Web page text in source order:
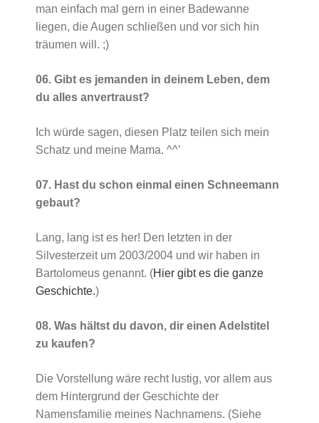
man einfach mal gern in einer Badewanne
liegen, die Augen schließen und vor sich hin
träumen will. ;)
06. Gibt es jemanden in deinem Leben, dem
du alles anvertraust?
Ich würde sagen, diesen Platz teilen sich mein
Schatz und meine Mama. ^^’
07. Hast du schon einmal einen Schneemann
gebaut?
Lang, lang ist es her! Den letzten in der
Silvesterzeit um 2003/2004 und wir haben in
Bartolomeus genannt. (Hier gibt es die ganze
Geschichte.)
08. Was hältst du davon, dir einen Adelstitel
zu kaufen?
Die Vorstellung wäre recht lustig, vor allem aus
dem Hintergrund der Geschichte der
Namensfamilie meines Nachnamens. (Siehe